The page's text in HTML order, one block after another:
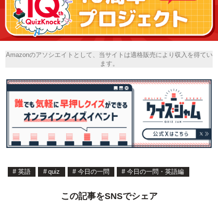
Amazonのアソシエイトとして、当サイトは適格販売により収入を得てい
ます。
# 英語 # quiz # 今日の一問 # 今日の一問・英語編
この記事をSNSでシェア